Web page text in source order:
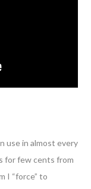
use in almost every
for few cents from
I “force” to